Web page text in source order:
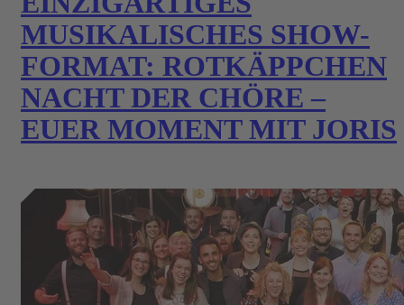
MUSIKALISCHES SHOW-
FORMAT: ROTKÄPPCHEN
NACHT DER CHÖRE –
EUER MOMENT MIT JORIS